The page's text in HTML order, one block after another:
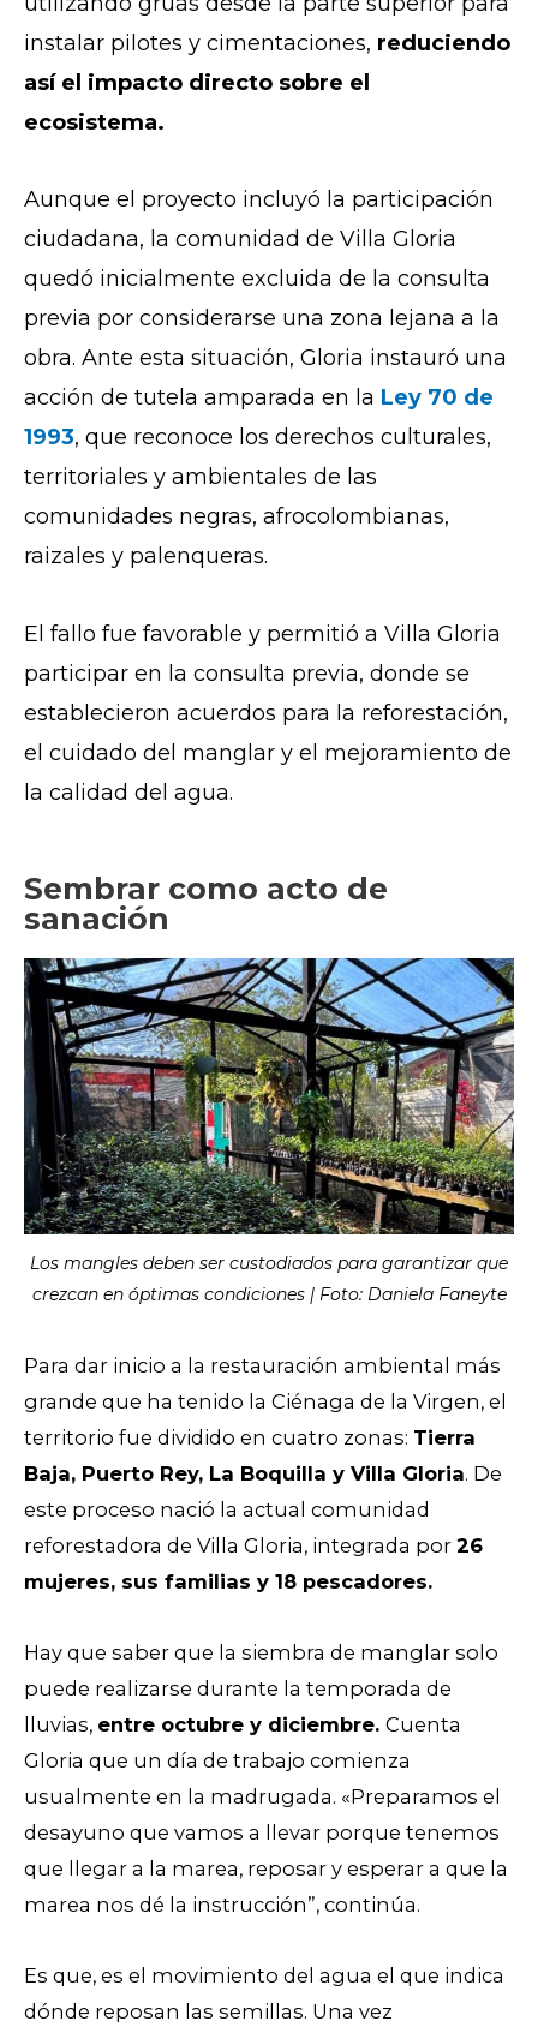
instalar pilotes y cimentaciones, reduciendo
así el impacto directo sobre el
ecosistema.
Aunque el proyecto incluyó la participación
ciudadana, la comunidad de Villa Gloria
quedó inicialmente excluida de la consulta
previa por considerarse una zona lejana a la
obra. Ante esta situación, Gloria instauró una
acción de tutela amparada en la Ley 70 de
1993, que reconoce los derechos culturales,
territoriales y ambientales de las
comunidades negras, afrocolombianas,
raizales y palenqueras.
El fallo fue favorable y permitió a Villa Gloria
participar en la consulta previa, donde se
establecieron acuerdos para la reforestación,
el cuidado del manglar y el mejoramiento de
la calidad del agua.
Sembrar como acto de
sanación
Los mangles deben ser custodiados para garantizar que
crezcan en óptimas condiciones | Foto: Daniela Faneyte
Para dar inicio a la restauración ambiental más
grande que ha tenido la Ciénaga de la Virgen, el
territorio fue dividido en cuatro zonas: Tierra
Baja, Puerto Rey, La Boquilla y Villa Gloria. De
este proceso nació la actual comunidad
reforestadora de Villa Gloria, integrada por 26
mujeres, sus familias y 18 pescadores.
Hay que saber que la siembra de manglar solo
puede realizarse durante la temporada de
lluvias, entre octubre y diciembre. Cuenta
Gloria que un día de trabajo comienza
usualmente en la madrugada. «Preparamos el
desayuno que vamos a llevar porque tenemos
que llegar a la marea, reposar y esperar a que la
marea nos dé la instrucción”, continúa.
Es que, es el movimiento del agua el que indica
dónde reposan las semillas. Una vez